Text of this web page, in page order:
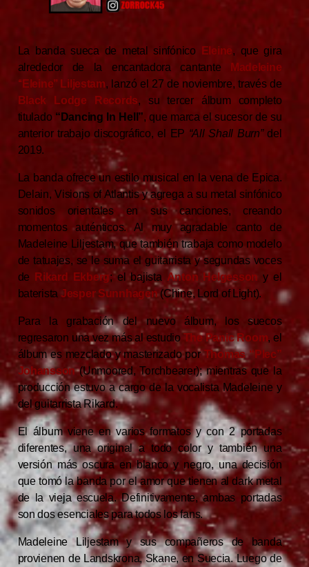
La banda sueca de metal sinfónico Eleine, que gira
alrededor de la encantadora cantante
Madeleine
‘‘Eleine’’ Liljestam, lanzó el 27 de noviembre, través de
Black Lodge Records, su tercer álbum completo
titulado “Dancing In Hell”, que marca el sucesor de su
anterior trabajo discográfico, el EP “All Shall Burn”del
2019.
La banda ofrece un estilo musical en la vena de Epica.
Delain, Visions of Atlantis y agrega a su metal sinfónico
sonidos orientales en sus canciones, creando
momentos auténticos. Al muy agradable canto de
Madeleine Liljestam, que también trabaja como modelo
de tatuajes, se le suma el guitarrista y segundas voces
de
Rikard Ekberg; el bajista Anton Helgesson y el
baterista Jesper Sunnhagen(Chine, Lord of Light).
Para la grabación del nuevo álbum, los suecos
regresaron una vez más al estudioThe Panic Room, el
álbum es mezclado y masterizado porThomas “Plec”
Johansson(Unmoored, Torchbearer); mientras que la
producción estuvo a cargo de la vocalista Madeleine y
del guitarrista Rikard.
El álbum viene en varios formatos y con 2 portadas
diferentes, una original a todo color y también una
versión más oscura en blanco y negro, una decisión
que tomó la banda por el amor que tienen al dark metal
de la vieja escuela. Definitivamente, ambas portadas
son dos esenciales para todos los fans.
Madeleine Liljestam y sus compañeros de banda
provienen de Landskrona, Skane, en Suecia. Luego de